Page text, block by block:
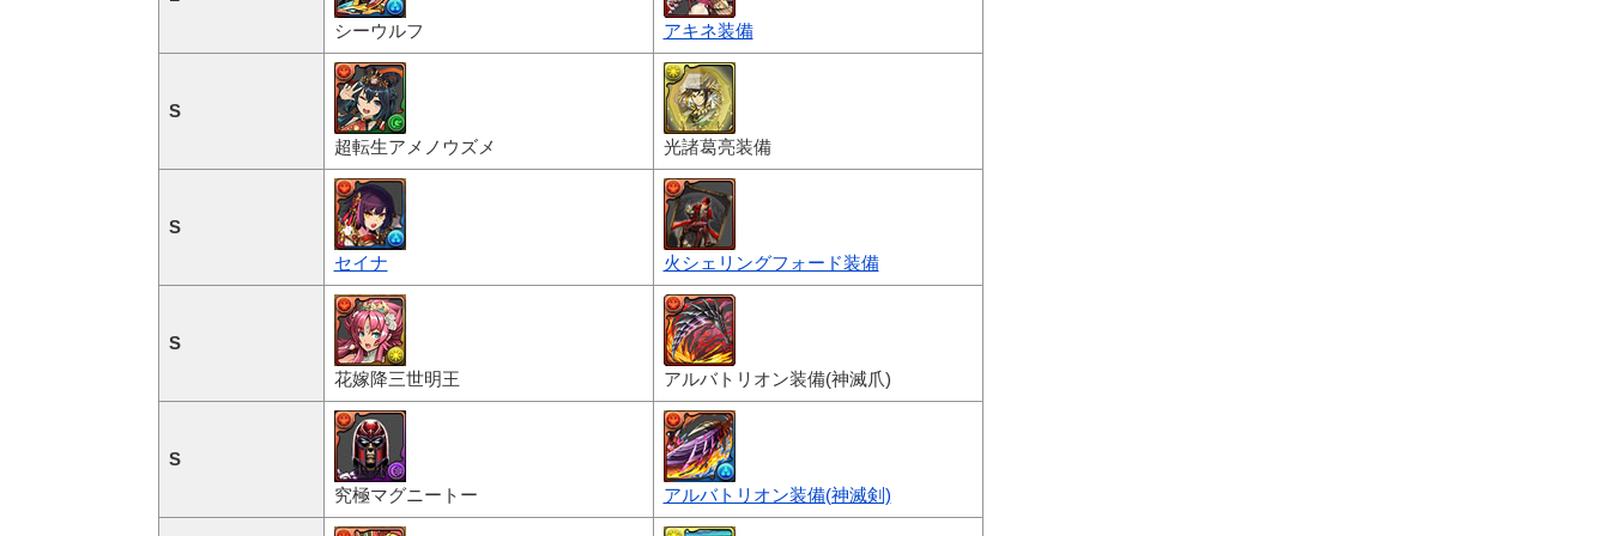
シーウルフ
アキネ装備
S
超転生アメノウズメ
光諸葛亮装備
S
セイナ
火シェリングフォード装備
S
花嫁降三世明王
アルバトリオン装備(神滅爪)
S
究極マグニートー
アルバトリオン装備(神滅剣)